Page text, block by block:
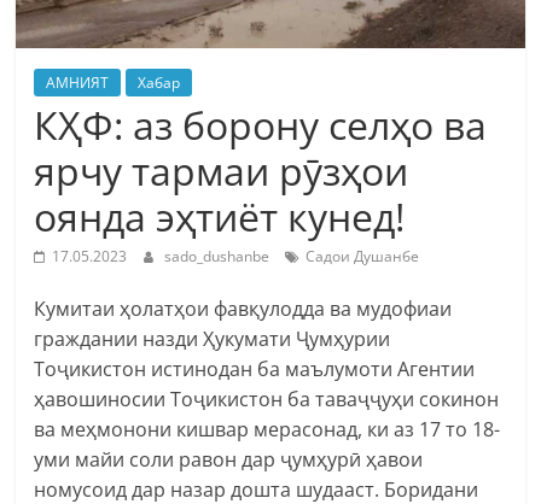
АМНИЯТ Хабар
КҲФ: аз борону селҳо ва
ярчу тармаи рӯзҳои
оянда эҳтиёт кунед!
17.05.2023 sado_dushanbe Садои Душанбе
Кумитаи ҳолатҳои фавқулодда ва мудофиаи
граждании назди Ҳукумати Ҷумҳурии
Тоҷикистон истинодан ба маълумоти Агентии
ҳавошиносии Тоҷикистон ба таваҷҷуҳи сокинон
ва меҳмонони кишвар мерасонад, ки аз 17 то 18-
уми майи соли равон дар ҷумҳурӣ ҳавои
номусоид дар назар дошта шудааст. Боридани